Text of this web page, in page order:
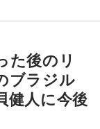
た後のリ
ブラジル
健人に今後